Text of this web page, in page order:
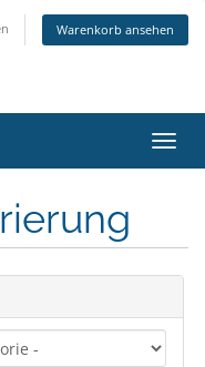
Warenkorb ansehen
ein-/